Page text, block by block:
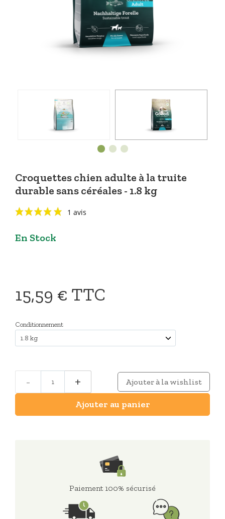
Croquettes chien adulte à la truite
durable sans céréales - 1.8 kg
1 avis
En Stock
15,59 € TTC
Conditionnement
- +
Ajouter au panier
Ajouter à la wishlist
Paiement 100% sécurisé